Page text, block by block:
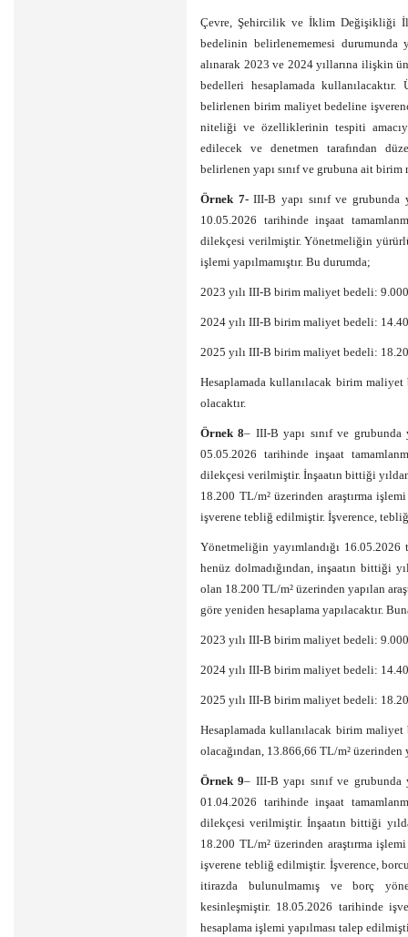
Çevre, Şehircilik ve İklim Değişikliği
bedelinin belirlenememesi
alınarak 2023 ve 2024 yıllarına ilişkin
bedelleri hesaplamada
belirlenen birim maliyet bedeline
niteliği ve özelliklerinin tespiti
edilecek ve denetmen tarafından
belirlenen yapı sınıf ve grubuna ait
Örnek 7-III-B yapı sınıf ve grubunda
10.05.2026 tarihinde inşaat
dilekçesi verilmiştir. Yönetmeliğin
işlemi yapılmamıştır. Bu durumda;
2023 yılı III-B birim maliyet bedeli:
2024 yılı III-B birim maliyet bedeli:
2025 yılı III-B birim maliyet bedeli:
Hesaplamada kullanılacak birim
olacaktır.
Örnek 8– III-B yapı sınıf ve
05.05.2026 tarihinde inşaat
dilekçesi verilmiştir. İnşaatın bittiği
18.200 TL/m² üzerinden araştırma
işverene tebliğ edilmiştir. İşverence,
Yönetmeliğin yayımlandığı
henüz dolmadığından, inşaatın bittiği
olan 18.200 TL/m² üzerinden yapılan
göre yeniden hesaplama yapılacaktır.
2023 yılı III-B birim maliyet bedeli:
2024 yılı III-B birim maliyet bedeli:
2025 yılı III-B birim maliyet bedeli:
Hesaplamada kullanılacak birim
olacağından, 13.866,66 TL/m² üzerinden
Örnek 9– III-B yapı sınıf ve
01.04.2026 tarihinde inşaat
dilekçesi verilmiştir. İnşaatın bittiği
18.200 TL/m² üzerinden araştırma
işverene tebliğ edilmiştir. İşverence,
itirazda bulunulmamış ve borç
kesinleşmiştir. 18.05.2026 tarihinde
hesaplama işlemi yapılması talep